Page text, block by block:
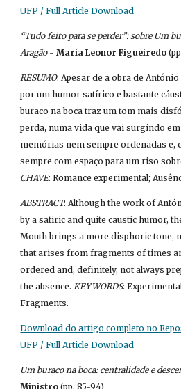
UFP / Full Article Download
“Tudo feito para se perder”: sobre Um
Aragão - Maria Leonor Figueiredo
RESUMO: Apesar de a obra de
por um humor satírico e bastante
buraco na boca traz um tom mais
perda, numa vida que vai surgindo
memórias nem sempre ordenadas e,
sempre com espaço para um riso
CHAVE: Romance experimental;
ABSTRACT: Although the work of
by a satiric and quite caustic humor,
Mouth brings a more disphoric tone,
that arises from fragments of times
ordered and, definitely, not always
the absence. KEYWORDS:
Fragments.
Download do artigo completo no
UFP / Full Article Download
Um buraco na boca: centralidade e
Ministro (pp. 85-94)